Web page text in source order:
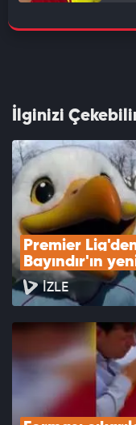
İlginizi
Premier
Bayındır'ın
İZLE